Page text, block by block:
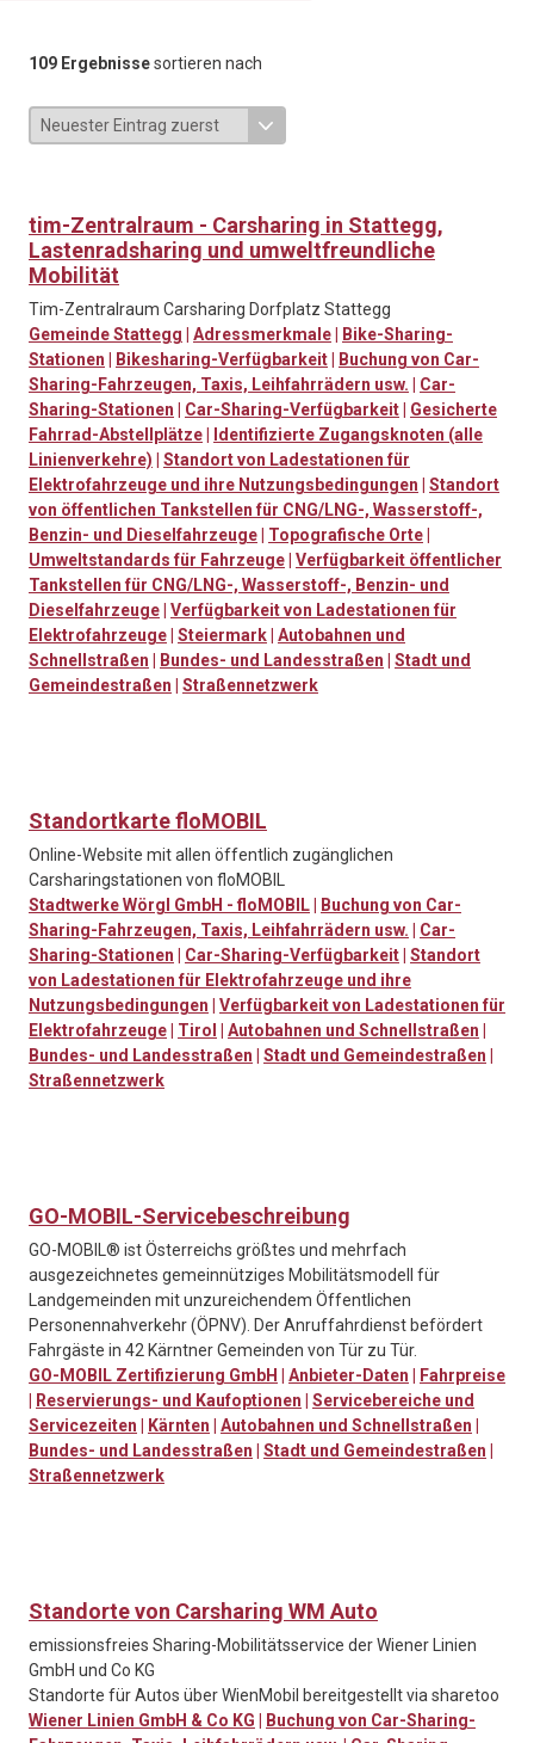
109 Ergebnissesortieren nach
tim-Zentralraum - Carsharing in Stattegg,
Lastenradsharing und umweltfreundliche
Mobilität
Tim-Zentralraum Carsharing Dorfplatz Stattegg
Gemeinde Stattegg
Adressmerkmale
Bike-Sharing-
Stationen
Bikesharing-Verfügbarkeit
Buchung von Car-
Sharing-Fahrzeugen, Taxis, Leihfahrrädern usw.
Car-
Sharing-Stationen
Car-Sharing-Verfügbarkeit
Gesicherte
Fahrrad-Abstellplätze
Identifizierte Zugangsknoten (alle
Linienverkehre)
Standort von Ladestationen für
Elektrofahrzeuge und ihre Nutzungsbedingungen
Standort
von öffentlichen Tankstellen für CNG/LNG-, Wasserstoff-,
Benzin- und Dieselfahrzeuge
Topografische Orte
Umweltstandards für Fahrzeuge Verfügbarkeit öffentlicher
Tankstellen für CNG/LNG-, Wasserstoff-, Benzin- und
Dieselfahrzeuge Verfügbarkeit von Ladestationen für
Elektrofahrzeuge Steiermark Autobahnen und
Schnellstraßen
Bundes- und Landesstraßen
Stadt und
Gemeindestraßen
Straßennetzwerk
Standortkarte floMOBIL
Online-Website mit allen öffentlich zugänglichen
Carsharingstationen von floMOBIL
Stadtwerke Wörgl GmbH - floMOBIL
Buchung von Car-
Sharing-Fahrzeugen, Taxis, Leihfahrrädern usw.
Car-
Sharing-Stationen
Car-Sharing-Verfügbarkeit Standort
von Ladestationen für Elektrofahrzeuge und ihre
Nutzungsbedingungen
Verfügbarkeit von Ladestationen für
Elektrofahrzeuge
Tirol Autobahnen und Schnellstraßen
Bundes- und Landesstraßen
Stadt und Gemeindestraßen
Straßennetzwerk
GO-MOBIL-Servicebeschreibung
GO-MOBIL® ist Österreichs größtes und mehrfach
ausgezeichnetes gemeinnütziges Mobilitätsmodell für
Landgemeinden mit unzureichendem Öffentlichen
Personennahverkehr (ÖPNV). Der Anruffahrdienst befördert
Fahrgäste in 42 Kärntner Gemeinden von Tür zu Tür.
GO-MOBIL Zertifizierung GmbH
Anbieter-Daten
Fahrpreise
Reservierungs- und Kaufoptionen
Servicebereiche und
Servicezeiten
Kärnten Autobahnen und Schnellstraßen
Bundes- und Landesstraßen
Stadt und Gemeindestraßen
Straßennetzwerk
Standorte von Carsharing WM Auto
emissionsfreies Sharing-Mobilitätsservice der Wiener Linien
GmbH und Co KG
Standorte für Autos über WienMobil bereitgestellt via sharetoo
Wiener Linien GmbH & Co KG
Buchung von Car-Sharing-